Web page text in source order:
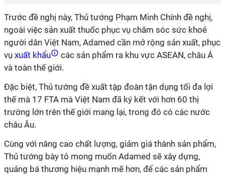
Trước đề nghị này, Thủ tướng Phạm Minh Chính đề nghị,
ngoài việc sản xuất thuốc phục vụ chăm sóc sức khoẻ
người dân Việt Nam, Adamed cần mở rộng sản xuất, phục
vụ xuất khẩu
các sản phẩm ra khu vực ASEAN, châu Á
và toàn thế giới.
Đặc biệt, Thủ tướng đề xuất tập đoàn tận dụng tối đa lợi
thế mà 17 FTA mà Việt Nam đã ký kết với hơn 60 thị
trường lớn trên thế giới mang lại, trong đó có các nước
châu Âu.
Cùng với nâng cao chất lượng, giảm giá thành sản phẩm,
Thủ tướng bày tỏ mong muốn Adamed sẽ xây dựng,
quảng bá thương hiệu mạnh mẽ hơn, để các sản phẩm